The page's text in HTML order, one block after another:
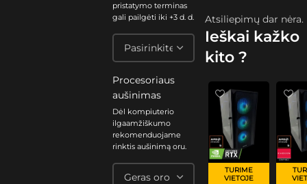
pristatymo terminas
gali pailgėti iki +3 d. d.
Procesoriaus
aušinimas
Dėl kompiuterio
ilgaamžiškumo
rekomenduojame
rinktis aušinimą oru.
Atsiliepimų dar nėra.
Ieškai kažko
kito ?
TURIME
VIETOJE